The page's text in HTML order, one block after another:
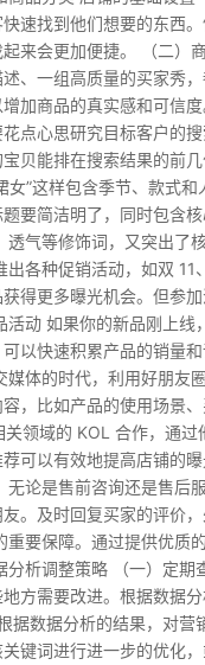
速找到他们想要的东西
来会更加便捷。 （二）
、一组高质量的买家秀
加商品的真实感和可信
点心思研究目标客户的
贝能排在搜索结果的前
女”这样包含季节、款式
要简洁明了，同时包含
透气等修饰词，又突出了
各种促销活动，如双
得更多曝光机会。但参
活动 如果你的新品刚上
以快速积累产品的销量
体的时代，利用好朋友
，比如产品的使用场景
领域的 KOL 合作，通
可以有效地提高店铺的
无论是售前咨询还是售后
。及时回复买家的评价
重要保障。通过提供优质
析调整策略 （一）定
方需要改进。根据数据
据数据分析的结果，对
键词进行进一步的优化